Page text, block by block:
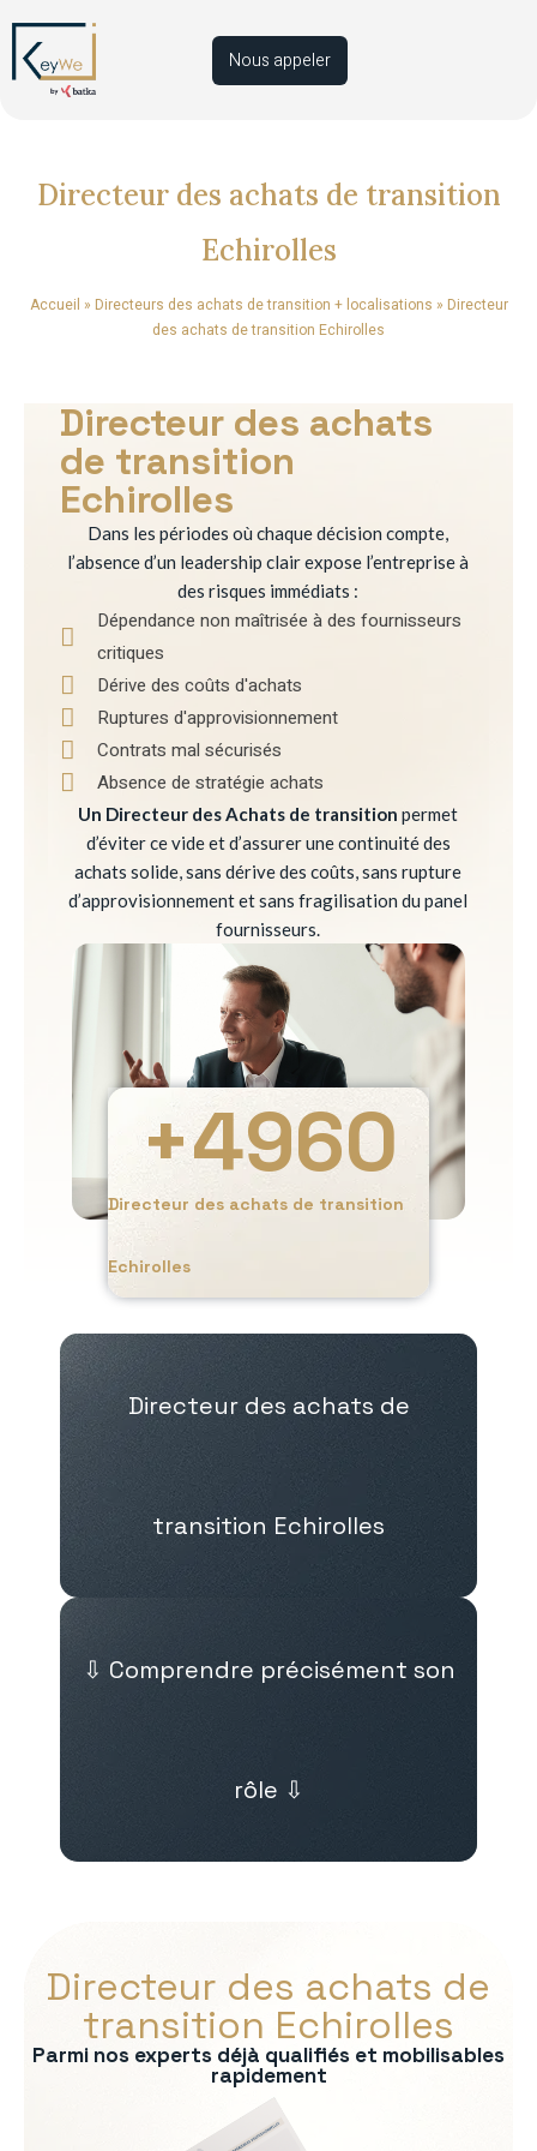
Nous appeler
Directeur des achats de transition
Echirolles
Accueil » Directeurs des achats de transition + localisations » Directeur
des achats de transition Echirolles
Directeur des achats
de transition
Echirolles
Dans les périodes où chaque décision compte,
l’absence d’un leadership clair expose l’entreprise à
des risques immédiats :
Dépendance non maîtrisée à des fournisseurs
critiques
Dérive des coûts d'achats
Ruptures d'approvisionnement
Contrats mal sécurisés
Absence de stratégie achats
Un Directeur des Achats de transition permet
d’éviter ce vide et d’assurer une continuité des
achats solide, sans dérive des coûts, sans rupture
d’approvisionnement et sans fragilisation du panel
fournisseurs.
Directeur des achats de transition
Echirolles
+4960
Directeur des achats de
transition Echirolles
⇩ Comprendre précisément son
rôle ⇩
Directeur des achats de
transition Echirolles
Parmi nos experts déjà qualifiés et mobilisables
rapidement